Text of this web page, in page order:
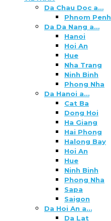
Da Chau Doc a…
Phnom Penh
Da Da Nang a…
Hanoi
Hoi An
Hue
Nha Trang
Ninh Binh
Phong Nha
Da Hanoi a…
Cat Ba
Dong Hoi
Ha Giang
Hai Phong
Halong Bay
Hoi An
Hue
Ninh Binh
Phong Nha
Sapa
Saigon
Da Hoi An a…
Da Lat